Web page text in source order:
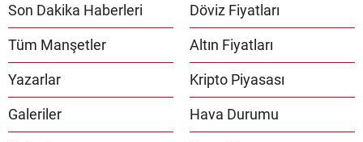
Son Dakika Haberleri
Tüm Manşetler
Yazarlar
Galeriler
Döviz Fiyatları
Altın Fiyatları
Kripto Piyasası
Hava Durumu